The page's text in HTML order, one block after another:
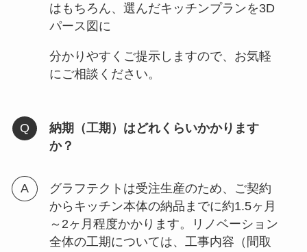
はもちろん、選んだキッチンプランを3D
パース図に
分かりやすくご提示しますので、お気軽
にご相談ください。
納期（工期）はどれくらいかかります
か？
グラフテクトは受注生産のため、ご契約
からキッチン本体の納品までに約1.5ヶ月
～2ヶ月程度かかります。リノベーション
全体の工期については、工事内容（間取